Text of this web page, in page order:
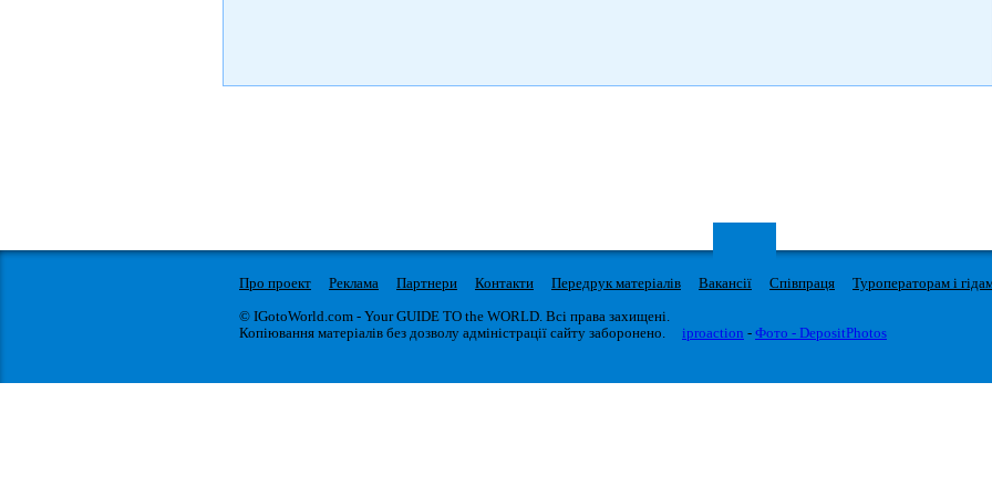
Про проект Реклама Партнери Контакти Передрук матеріалів Вакансії Співпраця Туроператорам і
© IGotoWorld.com - Your GUIDE TO the WORLD. Всі права захищені.
Копіювання матеріалів без дозволу адміністрації сайту заборонено.
iproaction - Фото - DepositPhotos